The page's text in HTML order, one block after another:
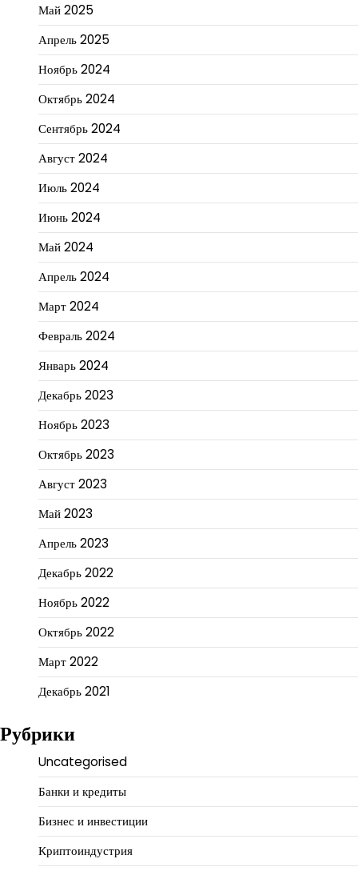
Май 2025
Апрель 2025
Ноябрь 2024
Октябрь 2024
Сентябрь 2024
Август 2024
Июль 2024
Июнь 2024
Май 2024
Апрель 2024
Март 2024
Февраль 2024
Январь 2024
Декабрь 2023
Ноябрь 2023
Октябрь 2023
Август 2023
Май 2023
Апрель 2023
Декабрь 2022
Ноябрь 2022
Октябрь 2022
Март 2022
Декабрь 2021
Рубрики
Uncategorised
Банки и кредиты
Бизнес и инвестиции
Криптоиндустрия